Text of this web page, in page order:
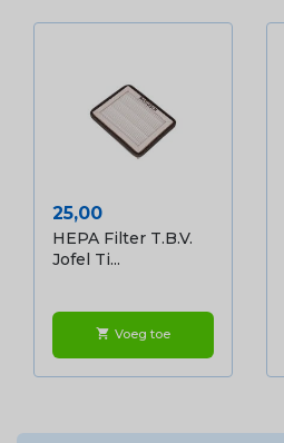
Prijs
25,00
HEPA Filter T.b.v.
Jofel Ti...
shopping_cart Voeg toe